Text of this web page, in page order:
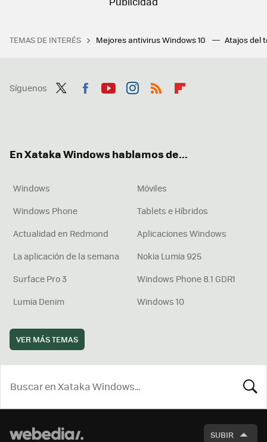
TEMAS DE INTERÉS Mejores antivirus Windows 10 Atajos del
Síguenos
En Xataka Windows hablamos de...
Windows
Móviles
Windows Phone
Tablets e Híbridos
Actualidad en Redmond
Aplicaciones Windows
La aplicación de la semana
Nokia Lumia 925
Surface Pro 3
Windows Phone 8.1 GDR1
Lumia Denim
Windows 10
VER MÁS TEMAS
SUBIR